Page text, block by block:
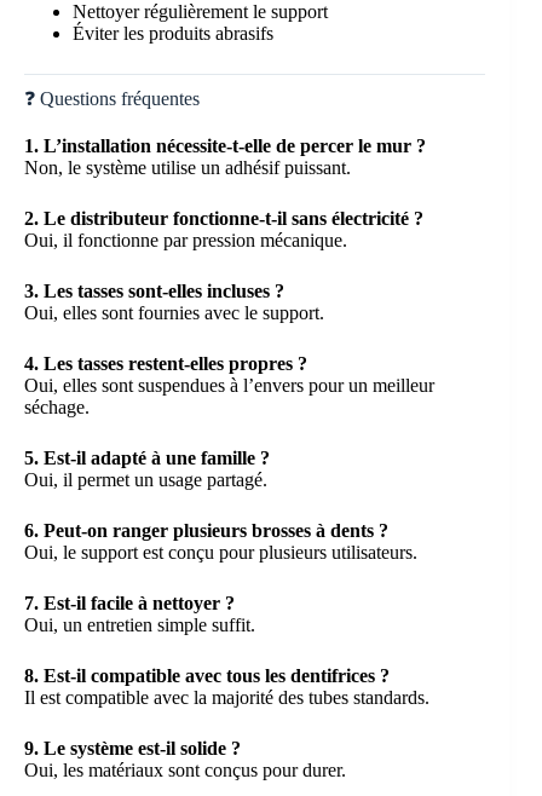
Nettoyer régulièrement le support
Éviter les produits abrasifs
❓ Questions fréquentes
1. L’installation nécessite-t-elle de percer le mur ?
Non, le système utilise un adhésif puissant.
2. Le distributeur fonctionne-t-il sans électricité ?
Oui, il fonctionne par pression mécanique.
3. Les tasses sont-elles incluses ?
Oui, elles sont fournies avec le support.
4. Les tasses restent-elles propres ?
Oui, elles sont suspendues à l’envers pour un meilleur
séchage.
5. Est-il adapté à une famille ?
Oui, il permet un usage partagé.
6. Peut-on ranger plusieurs brosses à dents ?
Oui, le support est conçu pour plusieurs utilisateurs.
7. Est-il facile à nettoyer ?
Oui, un entretien simple suffit.
8. Est-il compatible avec tous les dentifrices ?
Il est compatible avec la majorité des tubes standards.
9. Le système est-il solide ?
Oui, les matériaux sont conçus pour durer.